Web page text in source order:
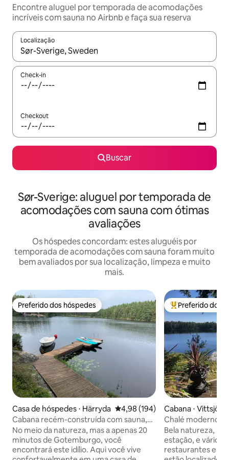
Encontre aluguel por temporada de acomodações
incríveis com sauna no Airbnb e faça sua reserva
Localização
Quando os resultados estiverem disponíveis, explore-os
Check-in
Checkout
Buscar
Sør-Sverige: aluguel por temporada de
acomodações com sauna com ótimas
avaliações
Os hóspedes concordam: estes aluguéis por
temporada de acomodações com sauna foram muito
bem avaliados por sua localização, limpeza e muito
mais.
Preferido dos hóspedes
Preferido dos hóspedes
Casa de hóspedes ⋅ Härryda 4,98 de uma avaliação média de
4,98 (194)
Cabana recém-construída com sauna,
banheira e cais privativo
No meio da natureza, mas a apenas 20
minutos de Gotemburgo, você
encontrará este idílio. Aqui você vive
Entre os
Preferido dos
Cabana ⋅ Vittsjö
Chalé moderno
mar
Bela natureza,
estação, e vários
restaurantes e